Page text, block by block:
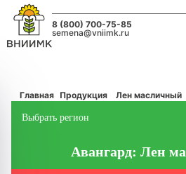
8 (800) 700-75-85
semena@vniimk.ru
Главная Продукция Лен масличный
Выбрать регион
Авангард: Лен